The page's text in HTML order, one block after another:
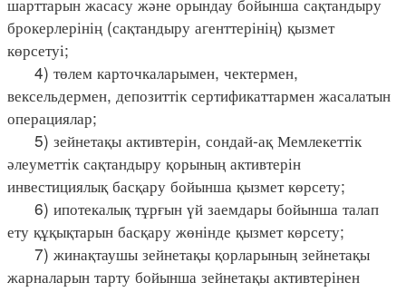
брокерлерінің (сақтандыру агенттерінің) қызмет
көрсетуі;
4) төлем карточкаларымен, чектермен,
вексельдермен, депозиттік сертификаттармен жасалатын
операциялар;
5) зейнетақы активтерін, сондай-ақ Мемлекеттік
әлеуметтік сақтандыру қорының активтерін
инвестициялық басқару бойынша қызмет көрсету;
6) ипотекалық тұрғын үй заемдары бойынша талап
ету құқықтарын басқару жөнінде қызмет көрсету;
7) жинақтаушы зейнетақы қорларының зейнетақы
жарналарын тарту бойынша зейнетақы активтерінен